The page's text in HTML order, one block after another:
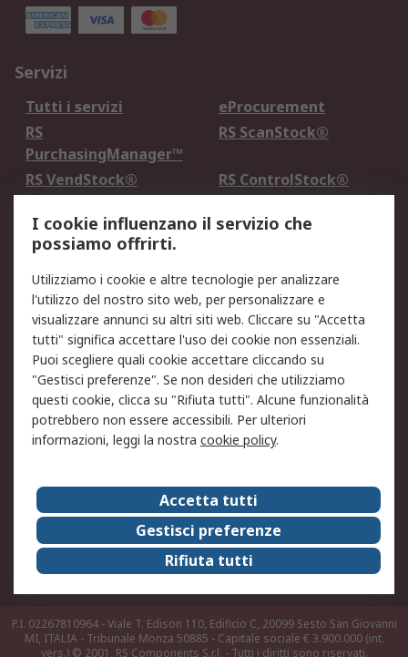
Servizi
Tutti i servizi
eProcurement
RS
PurchasingManager™
RS ScanStock®
RS VendStock®
RS ControlStock®
Legale
Informativa Cookie
Informativa Privacy -
Aggiornata
Email Security
Termini d'uso
Condizioni di vendita
Condizioni generali di
servizio
Etica e responsabilità
Chi Siamo
Chi Siamo
Contattaci
Supporto
ESG
Carriere
RS Group
Press Centre
Discovery: il Blog di RS
P.I. 02267810964 - Viale T. Edison 110, Edificio C, 20099 Sesto San Giovanni
MI, ITALIA - Tribunale Monza 50885 - Capitale sociale € 3.900.000 (int.
vers.) © 2001, RS Components S.r.l. - Tutti i diritti sono riservati.
I cookie influenzano il servizio che
possiamo offrirti.
Utilizziamo i cookie e altre tecnologie per analizzare
l'utilizzo del nostro sito web, per personalizzare e
visualizzare annunci su altri siti web. Cliccare su "Accetta
tutti" significa accettare l'uso dei cookie non essenziali.
Puoi scegliere quali cookie accettare cliccando su
"Gestisci preferenze". Se non desideri che utilizziamo
questi cookie, clicca su "Rifiuta tutti". Alcune funzionalità
potrebbero non essere accessibili. Per ulteriori
informazioni, leggi la nostra cookie policy.
Accetta tutti
Gestisci preferenze
Rifiuta tutti